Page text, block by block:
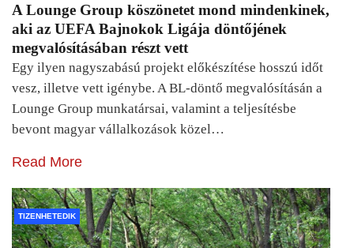
A Lounge Group köszönetet mond mindenkinek,
aki az UEFA Bajnokok Ligája döntőjének
megvalósításában részt vett
Egy ilyen nagyszabású projekt előkészítése hosszú időt
vesz, illetve vett igénybe. A BL-döntő megvalósításán a
Lounge Group munkatársai, valamint a teljesítésbe
bevont magyar vállalkozások közel…
Read More
TIZENHETEDIK